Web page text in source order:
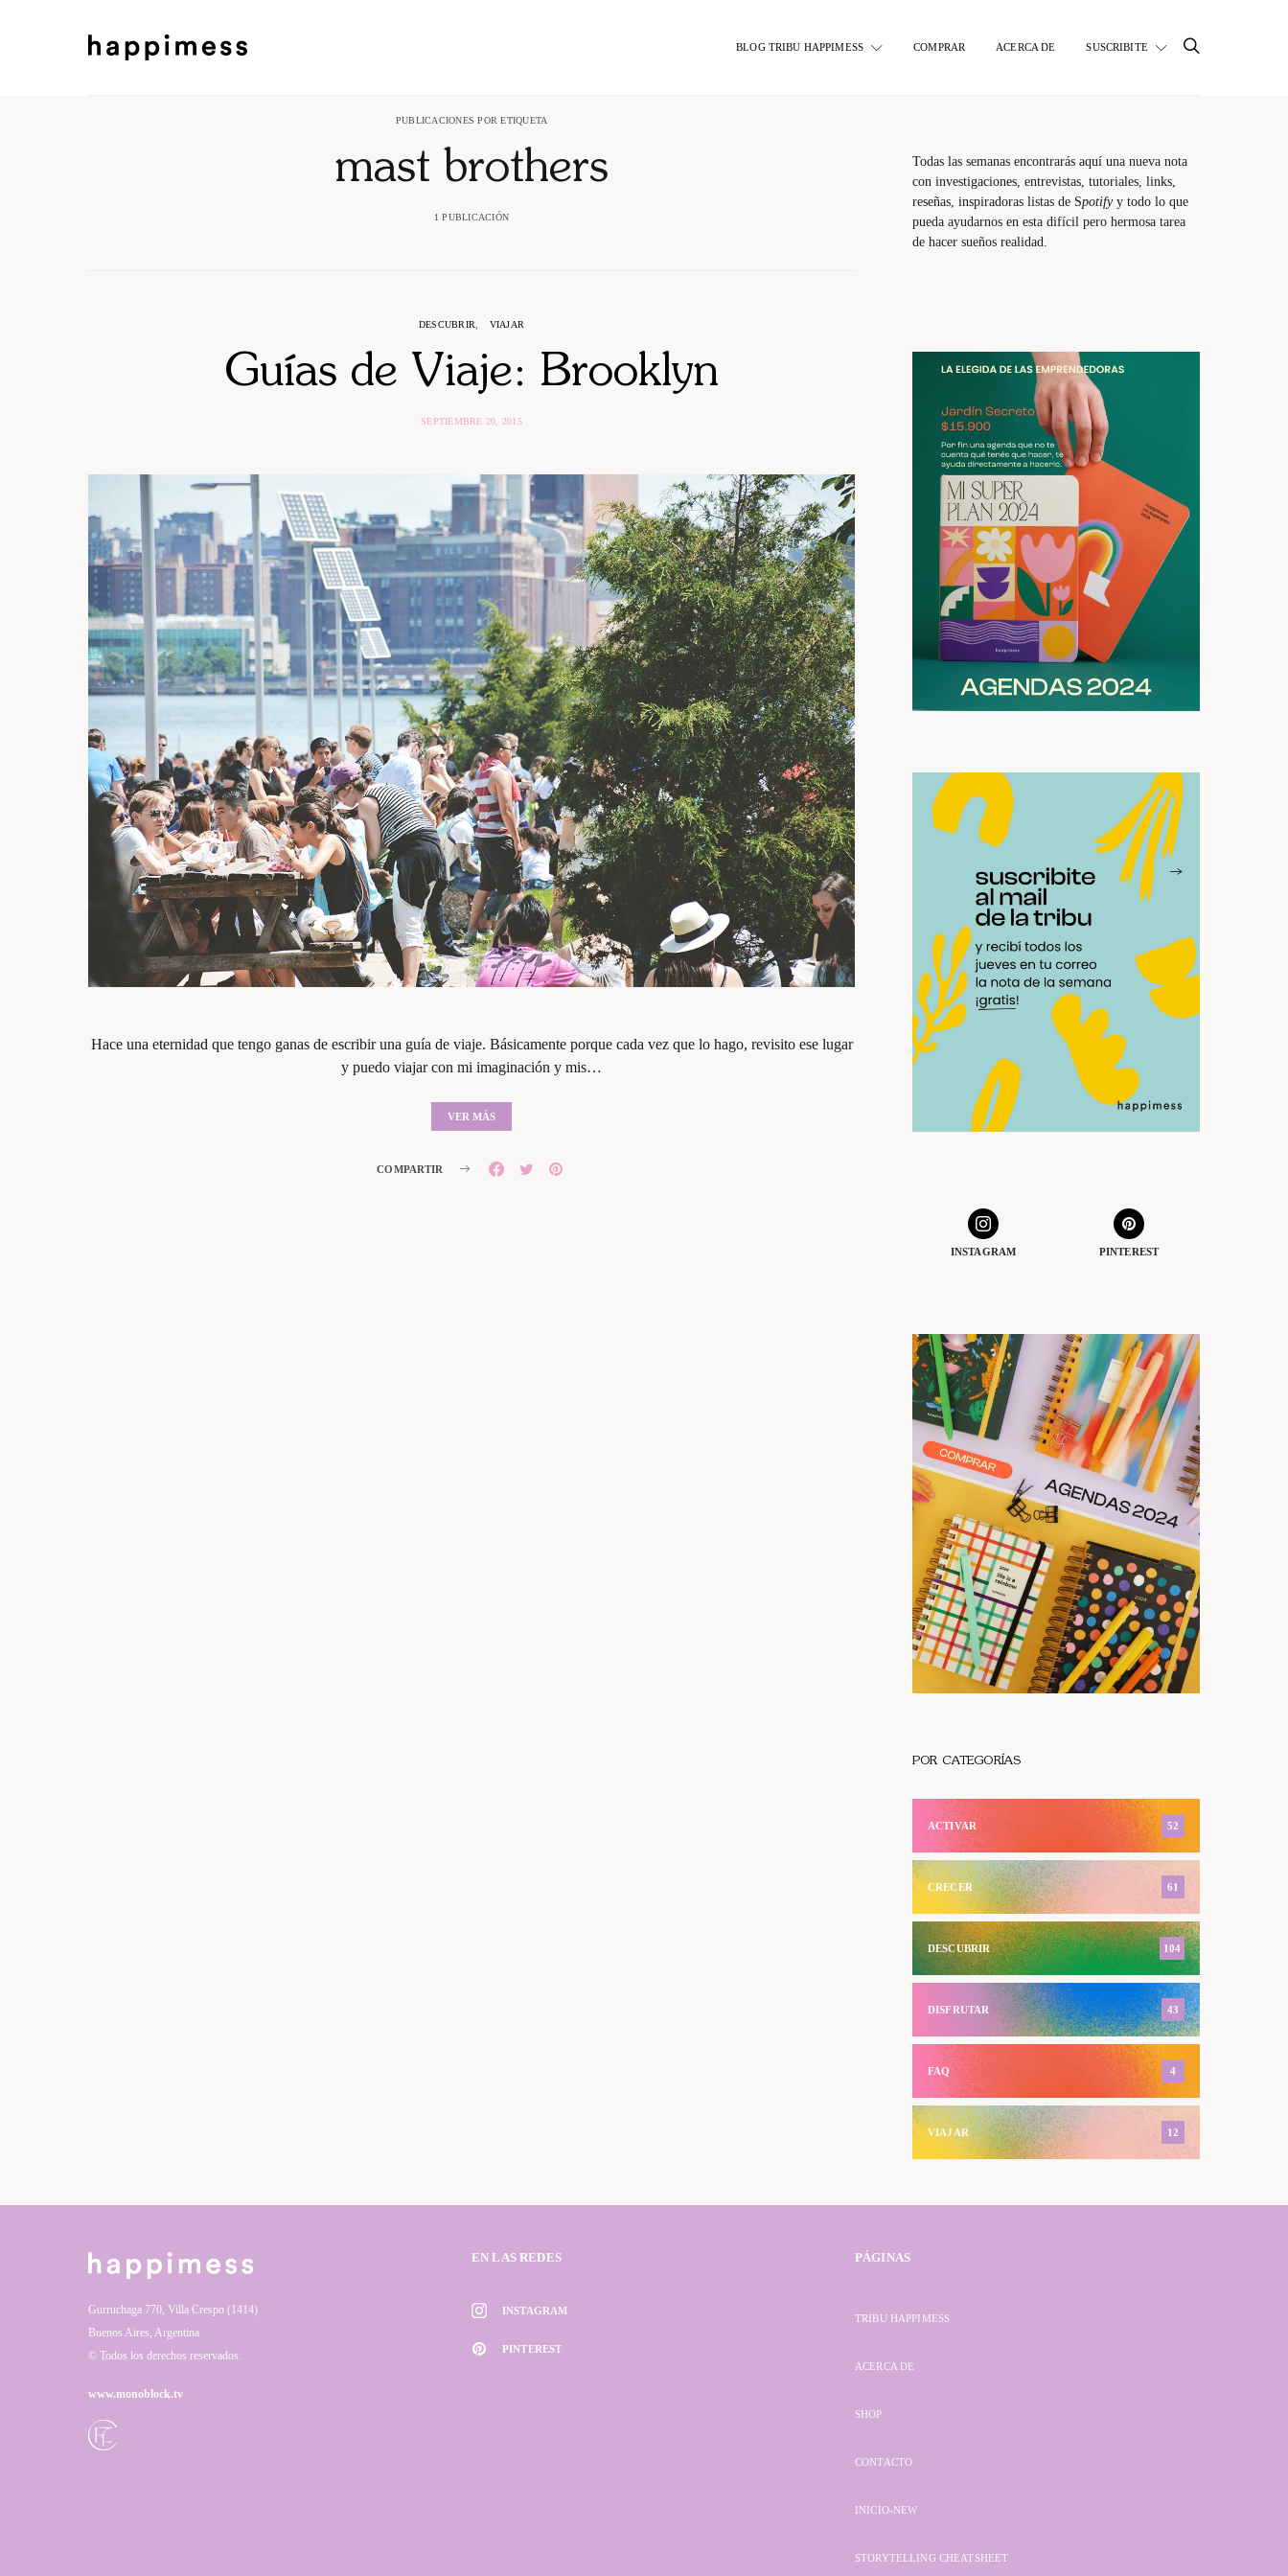
BLOG TRIBU HAPPIMESS COMPRAR ACERCA DE SUSCRIBITE
PUBLICACIONES POR ETIQUETA
mast brothers
1 PUBLICACIÓN
DESCUBRIR VIAJAR
Guías de Viaje: Brooklyn
SEPTIEMBRE 20, 2015
Hace una eternidad que tengo ganas de escribir una guía de viaje. Básicamente porque cada vez que lo hago, revisito ese lugar
y puedo viajar con mi imaginación y mis…
VER MÁS
COMPARTIR
Todas las semanas encontrarás aquí una nueva nota
con investigaciones, entrevistas, tutoriales, links,
reseñas, inspiradoras listas de Spotify y todo lo que
pueda ayudarnos en esta difícil pero hermosa tarea
de hacer sueños realidad.
INSTAGRAM PINTEREST
POR CATEGORÍAS
ACTIVAR 52
CRECER 61
DESCUBRIR 104
DISFRUTAR 43
FAQ 4
VIAJAR 12
Gurruchaga 770, Villa Crespo (1414)
Buenos Aires, Argentina
© Todos los derechos reservados.
www.monoblock.tv
EN LAS REDES
INSTAGRAM
PINTEREST
PÁGINAS
TRIBU HAPPIMESS
ACERCA DE
SHOP
CONTACTO
INICIO-NEW
STORYTELLING CHEATSHEET